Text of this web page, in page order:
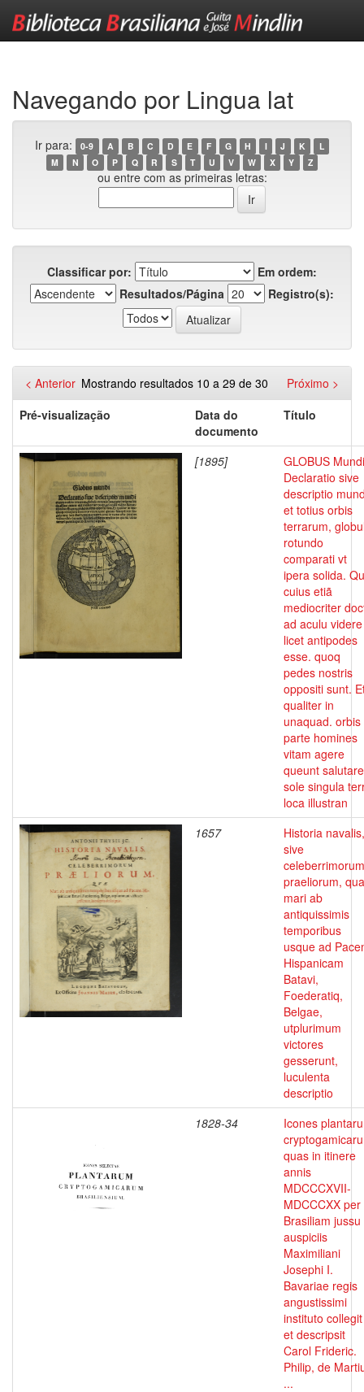
Navegando por Lingua lat
Ir para: 0-9 A B C D E F G H I J K
L
M
N O P Q R S T U V W X Y Z
ou entre com as primeiras letras:
Classificar por:
Em ordem:
Resultados/Página
Registro(s):
Mostrando resultados 10 a 29 de 30
< Anterior
Próximo >
Pré-visualização
Data do
documento
Título
[1895]
GLOBUS Mundi
Declaratio sive
descriptio
et totius orbis
terrarum,
rotundo
comparati vt
ipera solida.
cuius etiã
mediocriter
ad aculu videre
licet antipodes
esse. quoq
pedes nostris
oppositi sunt.
qualiter in
unaquad. orbis
parte homines
vitam agere
queunt
sole singula
loca illustran
1657
Historia navalis,
sive
celeberrimorum
praeliorum,
mari ab
antiquissimis
temporibus
usque ad
Hispanicam
Batavi,
Foederatiq,
Belgae,
utplurimum
victores
gesserunt,
luculenta
descriptio
1828-34
Icones
quas in itinere
annis
MDCCCXVII-
MDCCCXX per
Brasiliam jussu
auspiciis
Maximiliani
Josephi I.
Bavariae regis
angustissimi
instituto collegit
et descripsit
Carol Frideric.
Philip, de
...